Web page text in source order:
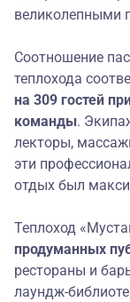
великолепными
Соотношение
теплохода
на 309 гостей
команды.
лекторы,
эти
отдых был
Теплоход
продуманных
рестораны и
лаундж-